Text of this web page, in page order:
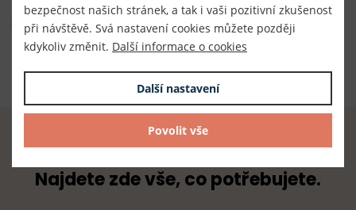
Složení
100% kovové vlákno
Najdete zde vše, co potřebujete.
bezpečnost našich stránek, a tak i vaši pozitivní zkušenost
při návštěvě. Svá nastavení cookies můžete později
kdykoliv změnit. Další informace o cookies
Další nastavení
Povolit vše